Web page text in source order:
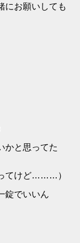
にお願いしても
かと思ってた
てけど………）
錠でいいん